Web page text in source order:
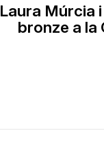
Laura Múrcia
bronze a la